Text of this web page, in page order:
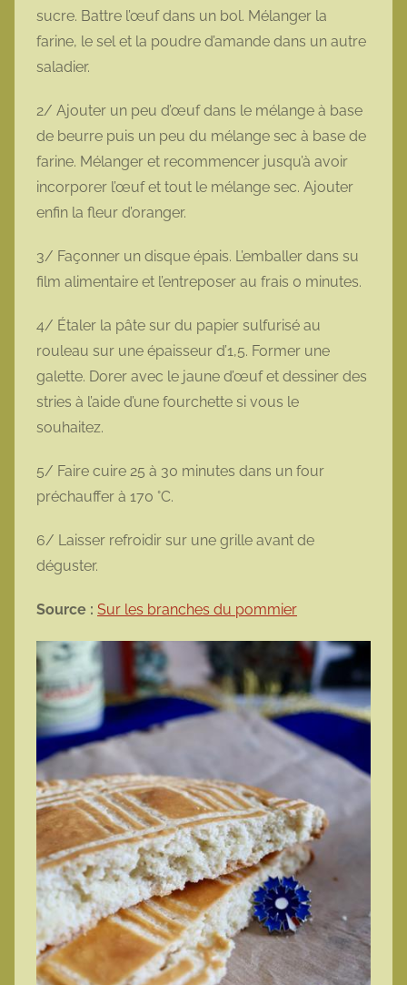
sucre. Battre l’œuf dans un bol. Mélanger la
farine, le sel et la poudre d’amande dans un autre
saladier.
2/ Ajouter un peu d’œuf dans le mélange à base
de beurre puis un peu du mélange sec à base de
farine. Mélanger et recommencer jusqu’à avoir
incorporer l’œuf et tout le mélange sec. Ajouter
enfin la fleur d’oranger.
3/ Façonner un disque épais. L’emballer dans su
film alimentaire et l’entreposer au frais 0 minutes.
4/ Étaler la pâte sur du papier sulfurisé au
rouleau sur une épaisseur d’1,5. Former une
galette. Dorer avec le jaune d’œuf et dessiner des
stries à l’aide d’une fourchette si vous le
souhaitez.
5/ Faire cuire 25 à 30 minutes dans un four
préchauffer à 170 °C.
6/ Laisser refroidir sur une grille avant de
déguster.
Source : Sur les branches du pommier